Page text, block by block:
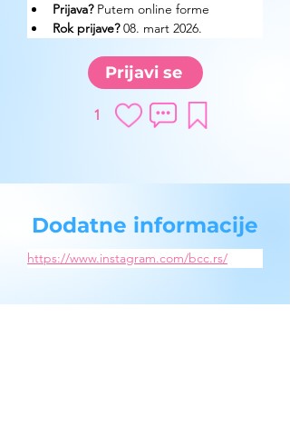
Prijava? Putem online forme
Rok prijave? 08. mart 2026.
Prijavi se
1
Dodatne informacije
https://www.instagram.com/bcc.rs/